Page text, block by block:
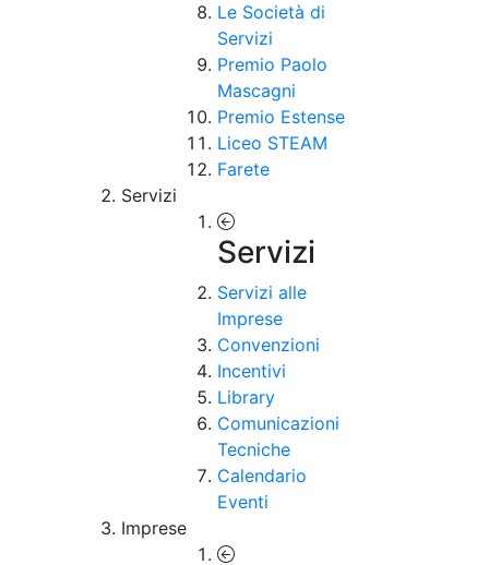
Le Società di
Servizi
Premio Paolo
Mascagni
Premio Estense
Liceo STEAM
Farete
Servizi
Servizi
Servizi alle
Imprese
Convenzioni
Incentivi
Library
Comunicazioni
Tecniche
Calendario
Eventi
Imprese